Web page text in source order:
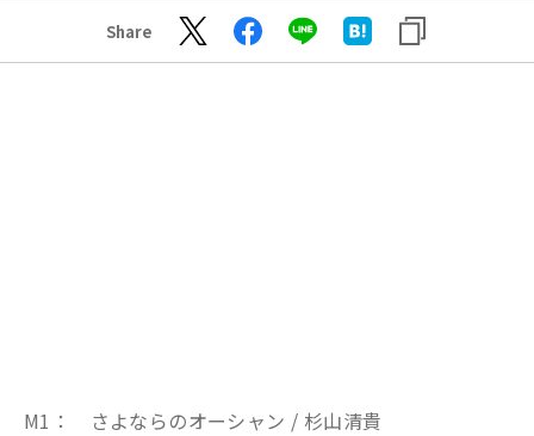
Share
M1： さよならのオーシャン / 杉山清貴